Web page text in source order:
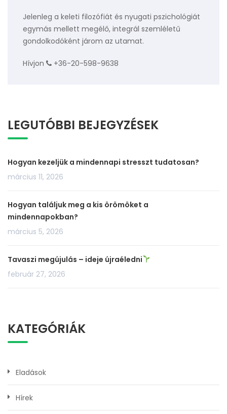
Jelenleg a keleti filozófiát és nyugati pszichológiát
egymás mellett megélő, integrál szemléletű
gondolkodóként járom az utamat.
Hívjon +36-20-598-9638
LEGUTÓBBI BEJEGYZÉSEK
Hogyan kezeljük a mindennapi stresszt tudatosan?
március 11, 2026
Hogyan találjuk meg a kis örömöket a
mindennapokban?
március 5, 2026
Tavaszi megújulás – ideje újraéledni
február 27, 2026
KATEGÓRIÁK
Eladások
Hírek